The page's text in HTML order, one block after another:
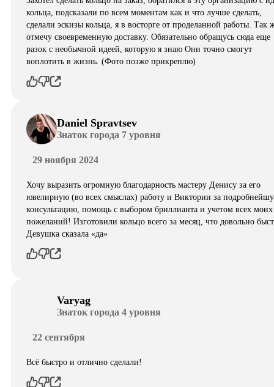
кольца, подсказали по всем моментам как и что лучше сделать,
сделали эскизы кольца, я в восторге от проделанной работы. Так
отмечу своевременную доставку. Обязательно обращусь сюда еще
разок с необычной идеей, которую я знаю Они точно смогут
воплотить в жизнь. (Фото позже прикреплю)
Daniel Spravtsev
Знаток города 7 уровня
29 ноября 2024
Хочу выразить огромную благодарность мастеру Денису за его
ювелирную (во всех смыслах) работу и Виктории за
консультацию, помощь с выбором бриллианта и учетом всех моих
пожеланий! Изготовили кольцо всего за месяц, что довольно
Девушка сказала «да»
Varyag
Знаток города 4 уровня
22 сентября
Всё быстро и отлично сделали!